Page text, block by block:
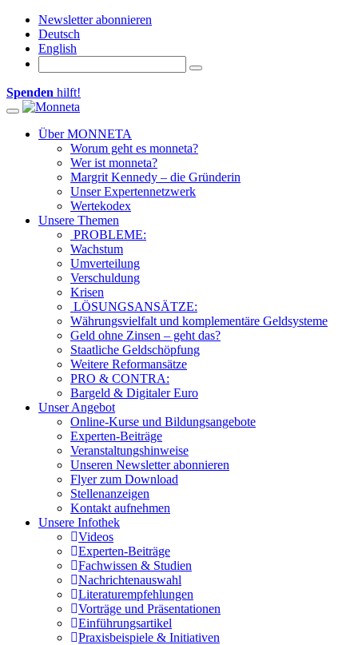
Newsletter abonnieren
Deutsch
English
Spenden hilft!
Toggle navigation
Über MONNETA
Worum geht es monneta?
Wer ist monneta?
Margrit Kennedy – die Gründerin
Unser Expertennetzwerk
Wertekodex
Unsere Themen
PROBLEME:
Wachstum
Umverteilung
Verschuldung
Krisen
LÖSUNGSANSÄTZE:
Währungsvielfalt und komplementäre Geldsysteme
Geld ohne Zinsen – geht das?
Staatliche Geldschöpfung
Weitere Reformansätze
PRO & CONTRA:
Bargeld & Digitaler Euro
Unser Angebot
Online-Kurse und Bildungsangebote
Experten-Beiträge
Veranstaltungshinweise
Unseren Newsletter abonnieren
Flyer zum Download
Stellenanzeigen
Kontakt aufnehmen
Unsere Infothek
Videos
Experten-Beiträge
Fachwissen & Studien
Nachrichtenauswahl
Literaturempfehlungen
Vorträge und Präsentationen
Einführungsartikel
Praxisbeispiele & Initiativen